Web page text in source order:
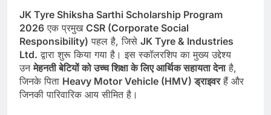
JK Tyre Shiksha Sarthi Scholarship Program
2026 एक प्रमुख CSR (Corporate Social
Responsibility) पहल है, जिसे JK Tyre & Industries
Ltd. द्वारा शुरू किया गया है। इस स्कॉलरशिप का मुख्य उद्देश्य
उनमेहनती बेटियों को उच्च शिक्षा के लिए आर्थिक सहायता देनाहै,
जिनके पिता Heavy Motor Vehicle (HMV) ड्राइवरहैं और
जिनकी पारिवारिक आय सीमित है।